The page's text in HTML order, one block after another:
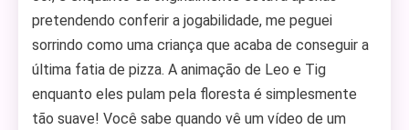
pretendendo conferir a jogabilidade, me peguei
sorrindo como uma criança que acaba de conseguir a
última fatia de pizza. A animação de Leo e Tig
enquanto eles pulam pela floresta é simplesmente
tão suave! Você sabe quando vê um vídeo de um